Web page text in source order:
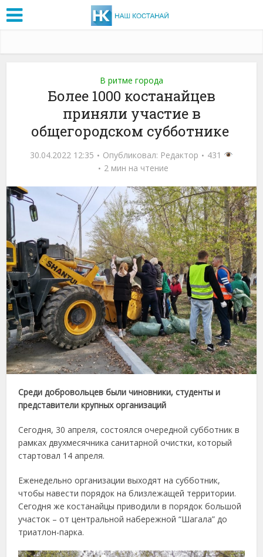
В ритме города
Более 1000 костанайцев
приняли участие в
общегородском субботнике
30.04.2022 12:35 Опубликовал: Редактор
431
2 мин на чтение
Среди добровольцев были чиновники, студенты и
представители крупных организаций
Сегодня, 30 апреля, состоялся очередной субботник в
рамках двухмесячника санитарной очистки, который
стартовал 14 апреля.
Еженедельно организации выходят на субботник,
чтобы навести порядок на близлежащей территории.
Сегодня же костанайцы приводили в порядок большой
участок – от центральной набережной “Шагала” до
триатлон-парка.